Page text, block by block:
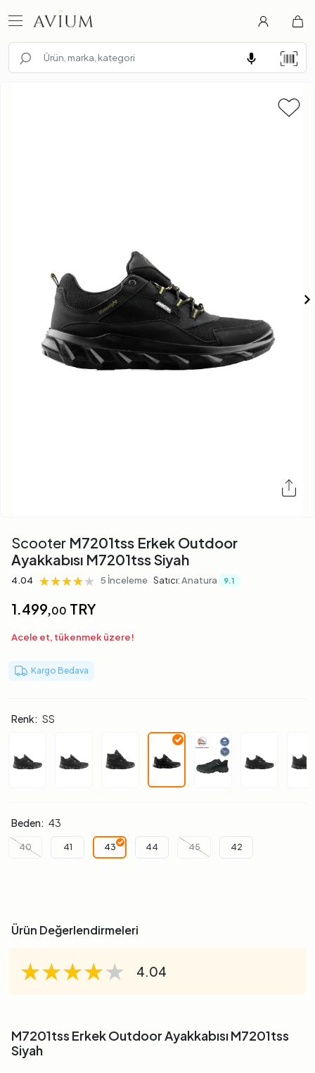
Scooter M7201tss Erkek Outdoor
Ayakkabısı M7201tss Siyah
4.04 ★★★★★
★★★★★
★★★★★ 5 İnceleme Satıcı:Anatura 9.1
1.499,00 TRY
Acele et, tükenmek üzere!
Kargo Bedava
Renk: SS
Beden: 43
40 41 43 44 45 42
Ürün Değerlendirmeleri
★★★★★
★★★★★
★★★★★ 4.04
M7201tss Erkek Outdoor Ayakkabısı M7201tss
Siyah